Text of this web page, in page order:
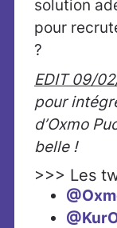
solution
pour
?
EDIT 09/
pour
d’Oxmo
belle !
>>> Les